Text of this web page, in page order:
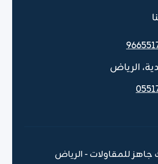
الرياض
جاهز للمقاولات - الرياض